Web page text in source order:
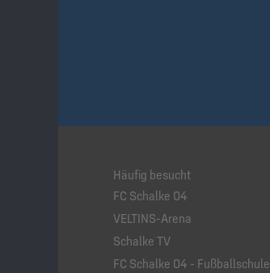
Häufig besucht
FC Schalke 04
VELTINS-Arena
Schalke TV
FC Schalke 04 - Fußballschule